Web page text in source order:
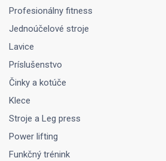
Profesionálny fitness
Jednoúčelové stroje
Lavice
Príslušenstvo
Činky a kotúče
Klece
Stroje a Leg press
Power lifting
Funkčný trénink